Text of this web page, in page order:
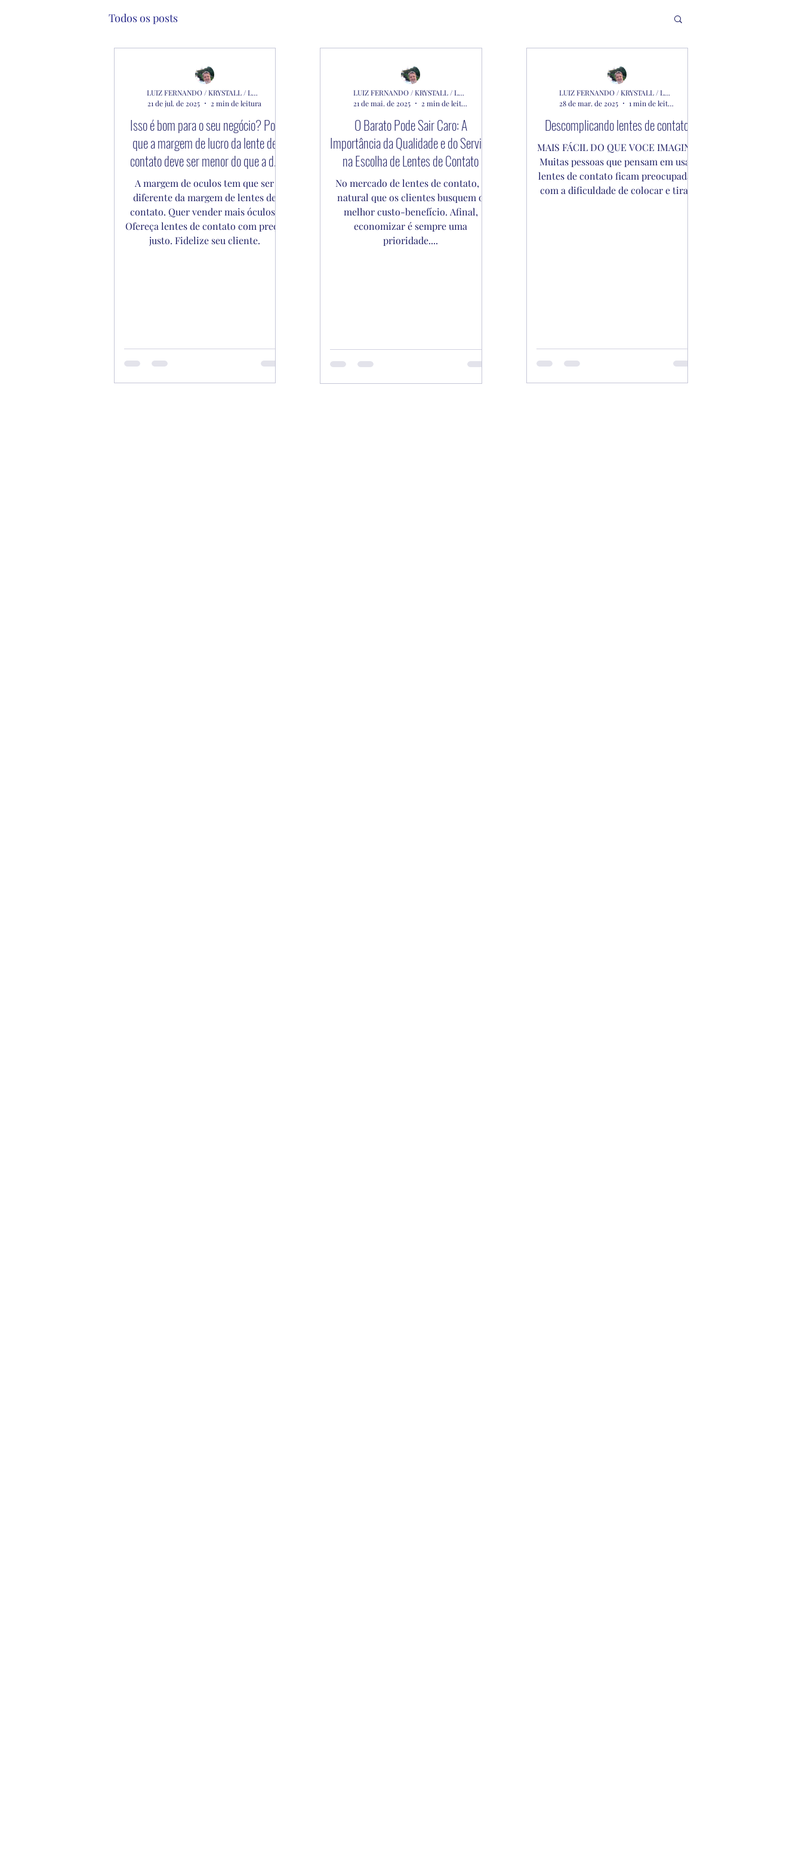
Todos os posts
Isso é bom para o seu negócio? Por
que a margem de lucro da lente de
contato deve ser menor do que a do
óculos?
A margem de oculos tem que ser
diferente da margem de lentes de
contato. Quer vender mais óculos?
Ofereça lentes de contato com preço
justo. Fidelize seu cliente.
LUIZ FERNANDO / KRYSTALL / LENTES ALCON
21 de jul. de 2025
2 min de leitura
O Barato Pode Sair Caro: A
Importância da Qualidade e do Serviço
na Escolha de Lentes de Contato
No mercado de lentes de contato, é
natural que os clientes busquem o
melhor custo-benefício. Afinal,
economizar é sempre uma
prioridade....
LUIZ FERNANDO / KRYSTALL / LENTES ALCON
21 de mai. de 2025
2 min de leitura
Descomplicando lentes de contato
MAIS FÁCIL DO QUE VOCE IMAGINA
Muitas pessoas que pensam em usar
lentes de contato ficam preocupadas
com a dificuldade de colocar e tirar.
LUIZ FERNANDO / KRYSTALL / LENTES ALCON
28 de mar. de 2025
1 min de leitura